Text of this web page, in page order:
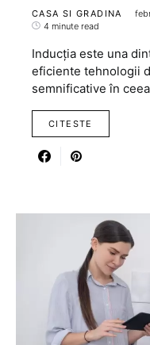
CASA SI GRADINA
4 minute read
Inducția este una
eficiente tehnologii
semnificative în
CITESTE